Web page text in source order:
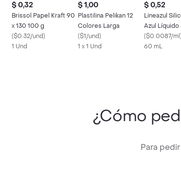
$ 0,32
Brissol Papel Kraft 90
x 130 100 g
($0.32/und)
1 Und
$ 1,00
Plastilina Pelikan 12
Colores Larga
($1/und)
1 x 1 Und
$ 0,52
Lineazul
Azul Líquido
($0.0087/ml)
60 mL
¿Cómo
Para